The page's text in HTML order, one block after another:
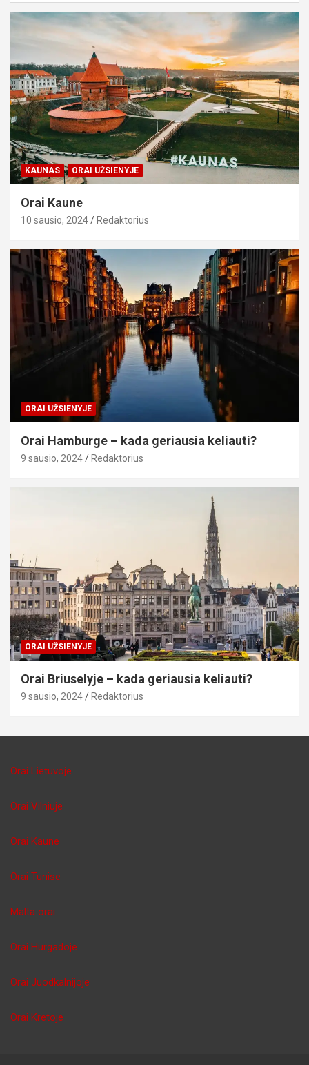
KAUNAS ORAI UŽSIENYJE
Orai Kaune
10 sausio, 2024 Redaktorius
ORAI UŽSIENYJE
Orai Hamburge – kada geriausia keliauti?
9 sausio, 2024 Redaktorius
ORAI UŽSIENYJE
Orai Briuselyje – kada geriausia keliauti?
9 sausio, 2024 Redaktorius
Orai Lietuvoje
Orai Vilniuje
Orai Kaune
Orai Tunise
Malta orai
Orai Hurgadoje
Orai Juodkalnijoje
Orai Kretoje